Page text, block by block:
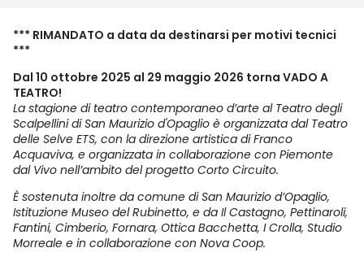
*** RIMANDATO a data da destinarsi per motivi tecnici
***
Dal 10 ottobre 2025 al 29 maggio 2026 torna VADO A
TEATRO!
La stagione di teatro contemporaneo d’arte al Teatro degli
Scalpellini di San Maurizio d'Opaglio è organizzata dal Teatro
delle Selve ETS, con la direzione artistica di Franco
Acquaviva, e organizzata in collaborazione con Piemonte
dal Vivo nell’ambito del progetto Corto Circuito.
È sostenuta inoltre da comune di San Maurizio d’Opaglio,
Istituzione Museo del Rubinetto, e da Il Castagno, Pettinaroli,
Fantini, Cimberio, Fornara, Ottica Bacchetta, I Crolla, Studio
Morreale e in collaborazione con Nova Coop.